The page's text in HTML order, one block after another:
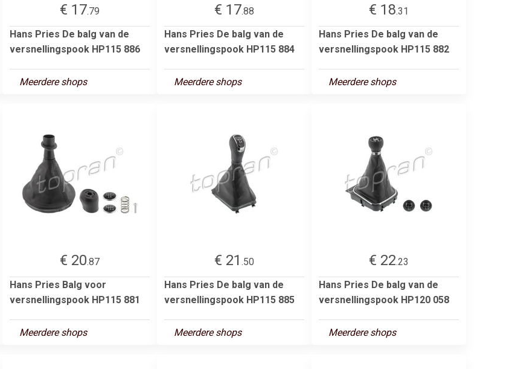
€ 17.79
Hans Pries De balg van de
versnellingspook HP115 886
Meerdere shops
€ 17.88
Hans Pries De balg van de
versnellingspook HP115 884
Meerdere shops
€ 18.31
Hans Pries De balg van de
versnellingspook HP115 882
Meerdere shops
€ 20.87
Hans Pries Balg voor
versnellingspook HP115 881
Meerdere shops
€ 21 .50
Hans Pries De balg van de
versnellingspook HP115 885
Meerdere shops
€ 22.23
Hans Pries De balg van de
versnellingspook HP120 058
Meerdere shops